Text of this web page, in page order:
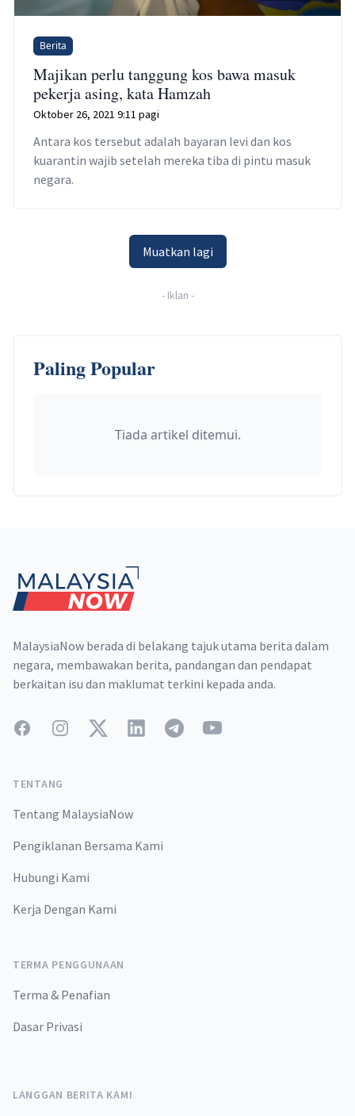
Berita
Majikan perlu tanggung kos bawa masuk
pekerja asing, kata Hamzah
Oktober 26, 2021 9:11 pagi
Antara kos tersebut adalah bayaran levi dan kos
kuarantin wajib setelah mereka tiba di pintu masuk
negara.
Muatkan lagi
- Iklan -
Paling Popular
Tiada artikel ditemui.
MalaysiaNow berada di belakang tajuk utama berita dalam
negara, membawakan berita, pandangan dan pendapat
berkaitan isu dan maklumat terkini kepada anda.
FacebookInstagramTwitterLinkedInTelegramYouTube
TENTANG
Tentang MalaysiaNow
Pengiklanan Bersama Kami
Hubungi Kami
Kerja Dengan Kami
TERMA PENGGUNAAN
Terma & Penafian
Dasar Privasi
LANGGAN BERITA KAMI